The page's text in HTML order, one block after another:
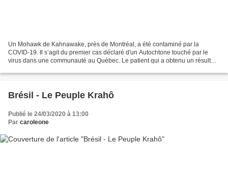
Un Mohawk de Kahnawake, près de Montréal, a été contaminé par la
COVID-19. Il s’agit du premier cas déclaré d'un Autochtone touché par le
virus dans une communauté au Québec. Le patient qui a obtenu un résultat
Brésil - Le Peuple Krahô
Publié le 24/03/2020 à 13:00
Par caroleone